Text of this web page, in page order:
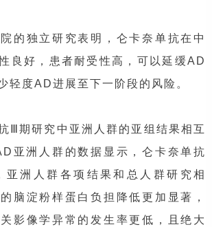
的独立研究表明，仑卡奈单抗在中
良好，患者耐受性高，可以延缓AD
轻度AD进展至下一阶段的风险。
Ⅲ期研究中亚洲人群的亚组结果相互
亚洲人群的数据显示，仑卡奈单抗
亚洲人群各项结果和总人群研究相
脑淀粉样蛋白负担降低更加显著，
影像学异常的发生率更低，且绝大